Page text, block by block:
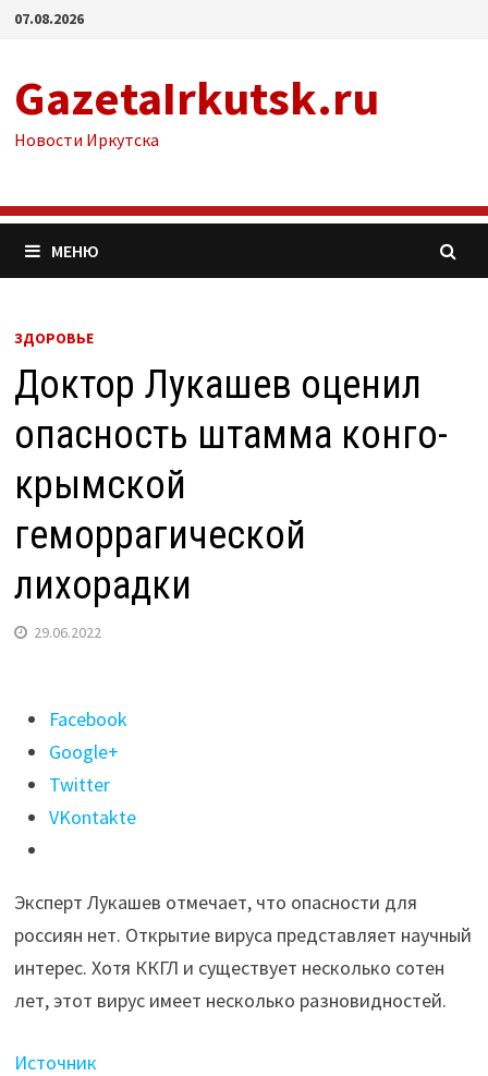
Перейти
07.08.2026
GazetaIrkutsk.ru
Новости Иркутска
МЕНЮ
ЗДОРОВЬЕ
Доктор Лукашев оценил
опасность штамма конго-
крымской
геморрагической
лихорадки
29.06.2022
Поделиться
"Доктор
Лукашев
оценил
опасность
конго-
крымской
геморрагической
лихорадки"
Facebook
Google+
Twitter
VKontakte
Эксперт Лукашев отмечает, что опасности для
россиян нет. Открытие вируса представляет научный
интерес. Хотя ККГЛ и существует несколько сотен
лет, этот вирус имеет несколько разновидностей.
Источник